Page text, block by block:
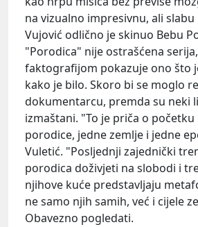
na vizualno impresivnu, ali slabu
Vujović odlično je skinuo Bebu
"Porodica" nije ostrašćena
faktografijom pokazuje ono što
kako je bilo. Skoro bi se moglo
dokumentarcu, premda su neki
izmaštani. "To je priča o
porodice, jedne zemlje i jedne
Vuletić. "Posljednji zajednički
porodica doživjeti na slobodi i
njihove kuće predstavljaju
ne samo njih samih, već i cijele
Obavezno pogledati.